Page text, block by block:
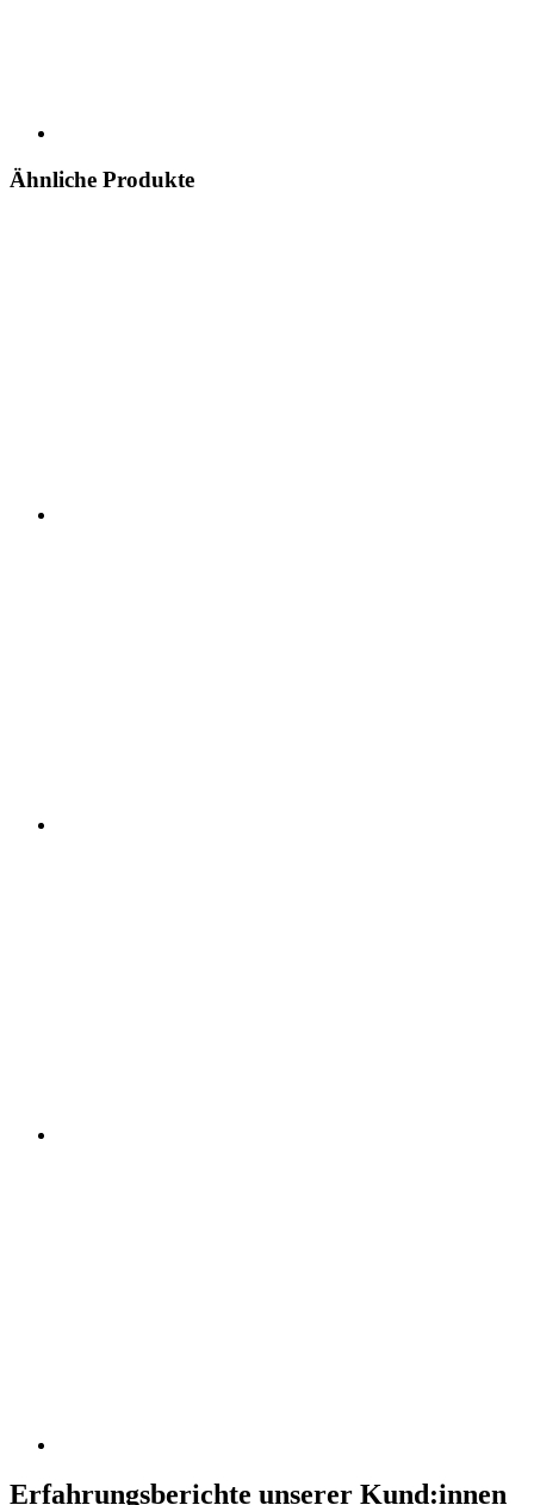
Ähnliche Produkte
Erfahrungsberichte unserer Kund:innen